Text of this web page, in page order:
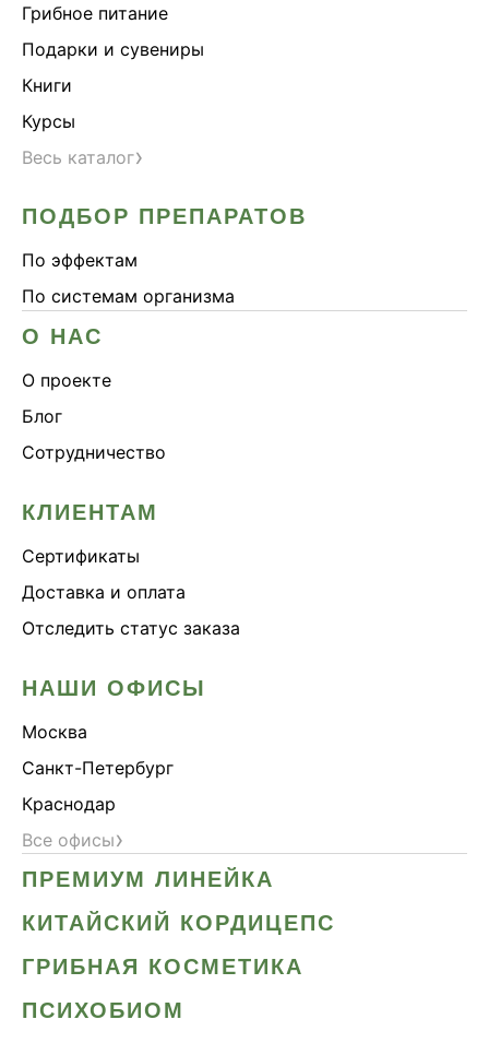
Грибное питание
Подарки и сувениры
Книги
Курсы
Весь каталог›
ПОДБОР ПРЕПАРАТОВ
По эффектам
По системам организма
О НАС
О проекте
Блог
Сотрудничество
КЛИЕНТАМ
Сертификаты
Доставка и оплата
Отследить статус заказа
НАШИ ОФИСЫ
Москва
Санкт-Петербург
Краснодар
Все офисы›
ПРЕМИУМ ЛИНЕЙКА
КИТАЙСКИЙ КОРДИЦЕПС
ГРИБНАЯ КОСМЕТИКА
ПСИХОБИОМ